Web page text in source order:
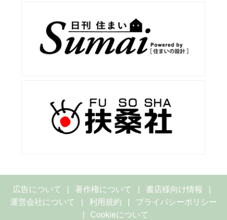
広告について 著作権について
書店様向け情報
運営会社について
利用規約
プライバシーポリシー
Cookieについて